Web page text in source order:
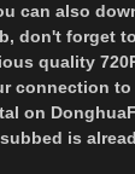
can also
don't forget
quality
connection to
on
is